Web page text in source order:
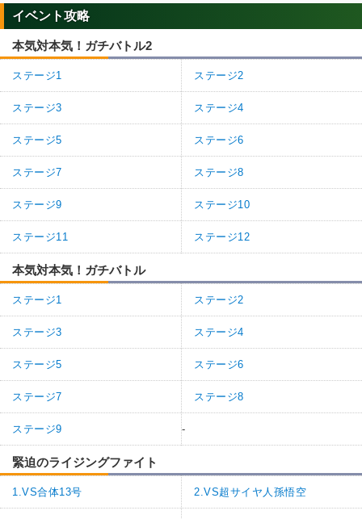
イベント攻略
本気対本気！ガチバトル2
ステージ1 ステージ2
ステージ3 ステージ4
ステージ5 ステージ6
ステージ7 ステージ8
ステージ9 ステージ10
ステージ11 ステージ12
本気対本気！ガチバトル
ステージ1 ステージ2
ステージ3 ステージ4
ステージ5 ステージ6
ステージ7 ステージ8
ステージ9 -
緊迫のライジングファイト
1.VS合体13号 2.VS超サイヤ人孫悟空